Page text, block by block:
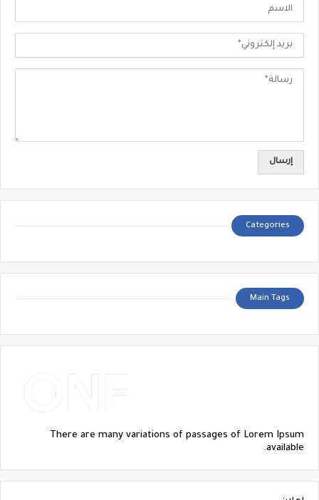
Categories
Main Tags
There are many variations of passages of Lorem Ipsum
available.